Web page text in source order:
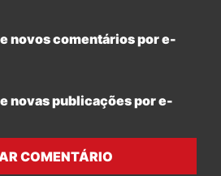
novos comentários por e-
novas publicações por e-
COMENTÁRIO